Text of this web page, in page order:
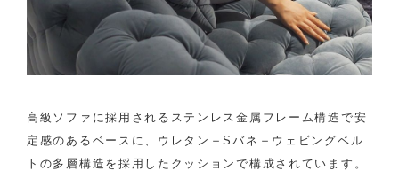
高級ソファに採用されるステンレス金属フレーム構造で安
定感のあるベースに、ウレタン＋Sバネ＋ウェビングベル
トの多層構造を採用したクッションで構成されています。